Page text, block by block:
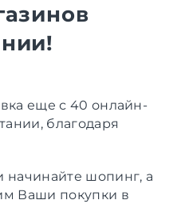
еще с 40 онлайн-
благодаря
начинайте шопинг, а
Ваши покупки в